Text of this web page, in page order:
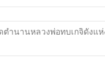
ตำนานหลวงพ่อทบเกจิดังแ